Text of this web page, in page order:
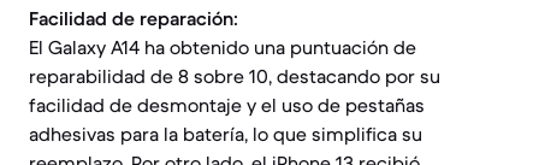
Facilidad de reparación:
El Galaxy A14 ha obtenido una puntuación de
reparabilidad de 8 sobre 10, destacando por su
facilidad de desmontaje y el uso de pestañas
adhesivas para la batería, lo que simplifica su